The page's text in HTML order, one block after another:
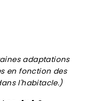
adaptations
en fonction des
l'habitacle.)